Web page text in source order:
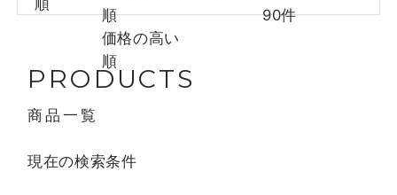
順
価格の高い
順
90件
PRODUCTS
商品一覧
現在の検索条件